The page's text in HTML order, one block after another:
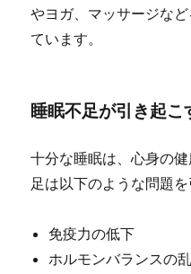
やヨガ、マッサージな
ています。
睡眠不足が引き起こ
十分な睡眠は、心身の
足は以下のような問題を
免疫力の低下
ホルモンバランスの